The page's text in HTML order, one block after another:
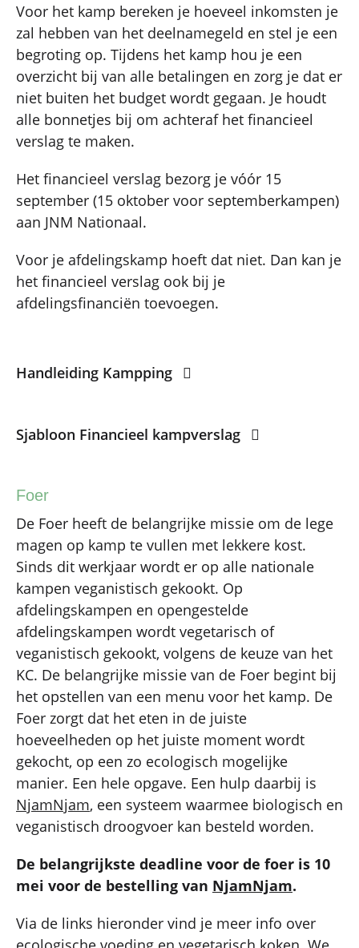
Voor het kamp bereken je hoeveel inkomsten je
zal hebben van het deelnamegeld en stel je een
begroting op. Tijdens het kamp hou je een
overzicht bij van alle betalingen en zorg je dat er
niet buiten het budget wordt gegaan. Je houdt
alle bonnetjes bij om achteraf het financieel
verslag te maken.
Het financieel verslag bezorg je vóór 15
september (15 oktober voor septemberkampen)
aan JNM Nationaal.
Voor je afdelingskamp hoeft dat niet. Dan kan je
het financieel verslag ook bij je
afdelingsfinanciën toevoegen.
Handleiding Kampping
Sjabloon Financieel kampverslag
Foer
De Foer heeft de belangrijke missie om de lege
magen op kamp te vullen met lekkere kost.
Sinds dit werkjaar wordt er op alle nationale
kampen veganistisch gekookt. Op
afdelingskampen en opengestelde
afdelingskampen wordt vegetarisch of
veganistisch gekookt, volgens de keuze van het
KC. De belangrijke missie van de Foer begint bij
het opstellen van een menu voor het kamp. De
Foer zorgt dat het eten in de juiste
hoeveelheden op het juiste moment wordt
gekocht, op een zo ecologisch mogelijke
manier. Een hele opgave. Een hulp daarbij is
NjamNjam, een systeem waarmee biologisch en
veganistisch droogvoer kan besteld worden.
De belangrijkste deadline voor de foer is 10
mei voor de bestelling van NjamNjam.
Via de links hieronder vind je meer info over